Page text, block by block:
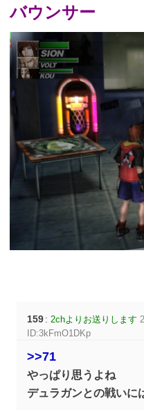
バウンサー
159 :2chよりお送りします
ID:3kFmO1DKp
>>71
やっぱり思うよね
デュラガンとの戦いに